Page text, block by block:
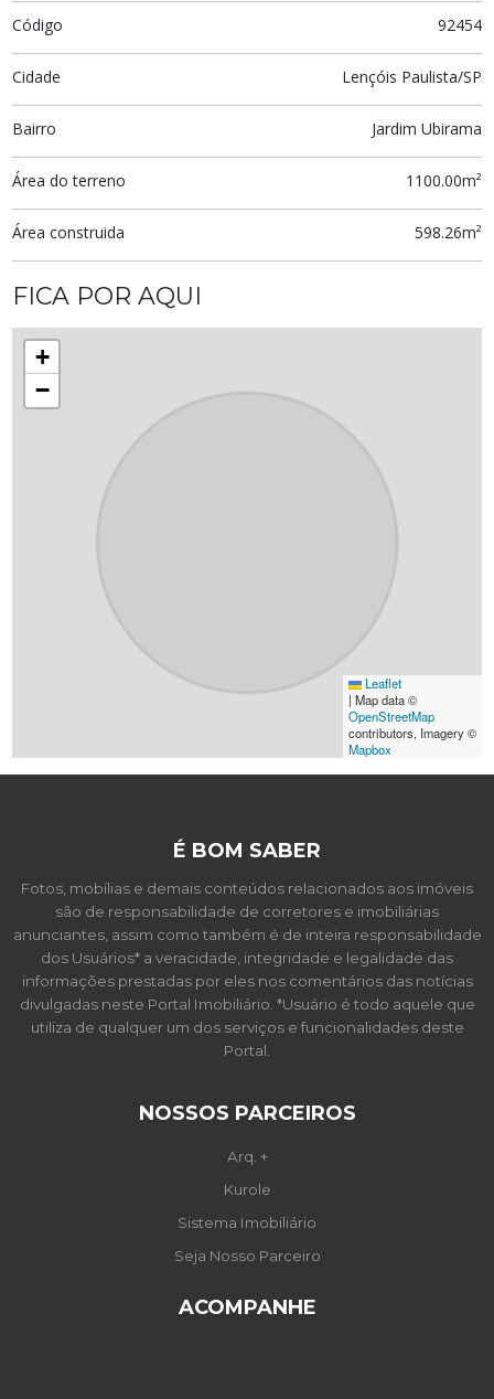
Código 92454
Cidade Lençóis Paulista/SP
Bairro Jardim Ubirama
Área do terreno 1100.00m²
Área construida 598.26m²
FICA POR AQUI
+
−
Leaflet
| Map data ©
OpenStreetMap
contributors, Imagery ©
Mapbox
É BOM SABER
Fotos, mobílias e demais conteúdos relacionados aos imóveis
são de responsabilidade de corretores e imobiliárias
anunciantes, assim como também é de inteira responsabilidade
dos Usuários* a veracidade, integridade e legalidade das
informações prestadas por eles nos comentários das notícias
divulgadas neste Portal Imobiliário. *Usuário é todo aquele que
utiliza de qualquer um dos serviços e funcionalidades deste
Portal.
NOSSOS PARCEIROS
Arq. +
Kurole
Sistema Imobiliário
Seja Nosso Parceiro
ACOMPANHE